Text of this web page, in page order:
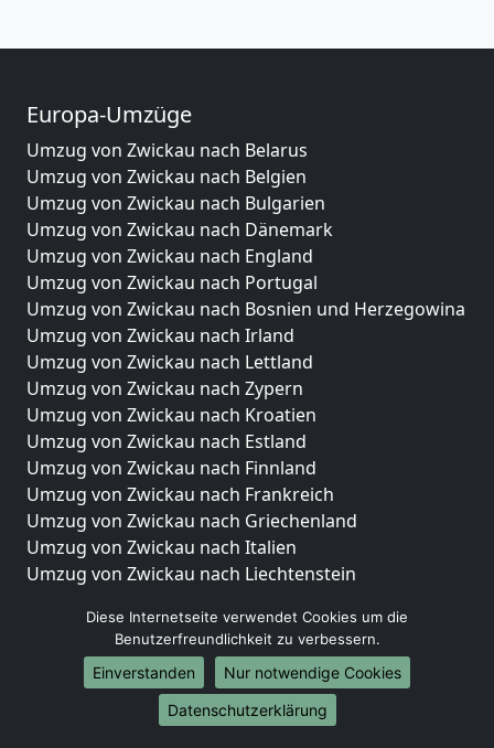
Europa-Umzüge
Umzug von Zwickau nach Belarus
Umzug von Zwickau nach Belgien
Umzug von Zwickau nach Bulgarien
Umzug von Zwickau nach Dänemark
Umzug von Zwickau nach England
Umzug von Zwickau nach Portugal
Umzug von Zwickau nach Bosnien und Herzegowina
Umzug von Zwickau nach Irland
Umzug von Zwickau nach Lettland
Umzug von Zwickau nach Zypern
Umzug von Zwickau nach Kroatien
Umzug von Zwickau nach Estland
Umzug von Zwickau nach Finnland
Umzug von Zwickau nach Frankreich
Umzug von Zwickau nach Griechenland
Umzug von Zwickau nach Italien
Umzug von Zwickau nach Liechtenstein
Umzug von Zwickau nach Niederlande
Umzug von Zwickau nach Norwegen
Umzüge-Deutschlandweit
Umzug von Zwickau nach Berlin
Diese Internetseite verwendet Cookies um die
Benutzerfreundlichkeit zu verbessern.
Einverstanden
Nur notwendige Cookies
Datenschutzerklärung